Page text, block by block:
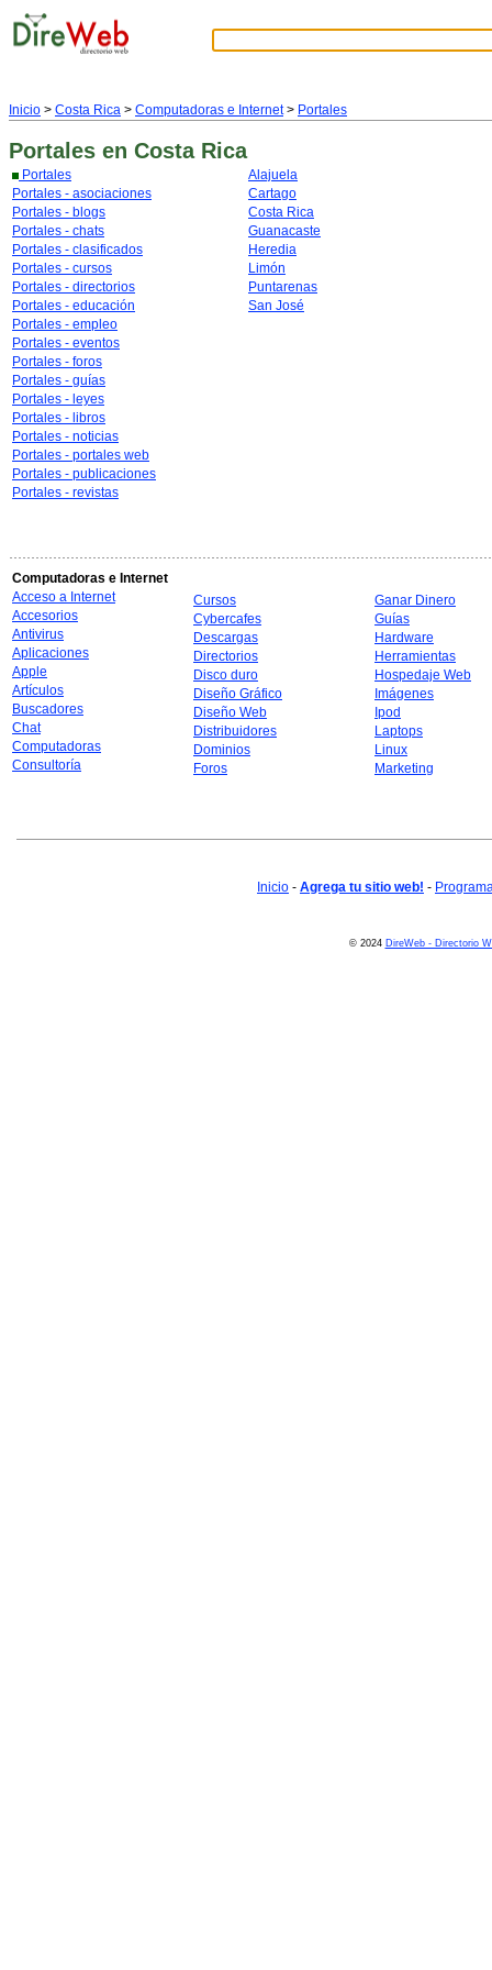
Inicio > Costa Rica > Computadoras e Internet> Portales
Portales en Costa Rica
Portales
Portales - asociaciones
Portales - blogs
Portales - chats
Portales - clasificados
Portales - cursos
Portales - directorios
Portales - educación
Portales - empleo
Portales - eventos
Portales - foros
Portales - guías
Portales - leyes
Portales - libros
Portales - noticias
Portales - portales web
Portales - publicaciones
Portales - revistas
Alajuela
Cartago
Costa Rica
Guanacaste
Heredia
Limón
Puntarenas
San José
Computadoras e Internet
Acceso a Internet
Accesorios
Antivirus
Aplicaciones
Apple
Artículos
Buscadores
Chat
Computadoras
Consultoría
Cursos
Cybercafes
Descargas
Directorios
Disco duro
Diseño Gráfico
Diseño Web
Distribuidores
Dominios
Foros
Ganar Dinero
Guías
Hardware
Herramientas
Hospedaje Web
Imágenes
Ipod
Laptops
Linux
Marketing
Inicio - Agrega tu sitio web! -
© 2024 DireWeb - Directorio